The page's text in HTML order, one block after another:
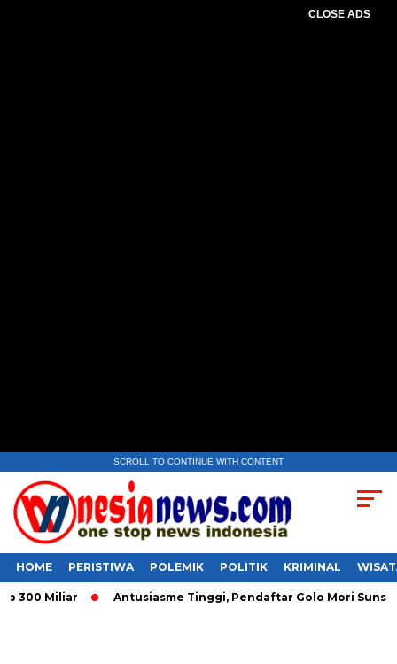
CLOSE ADS
SCROLL TO CONTINUE WITH CONTENT
HOME PERISTIWA POLEMIK POLITIK KRIMINAL
Miliar Antusiasme Tinggi, Pendaftar Golo Mori Sunset